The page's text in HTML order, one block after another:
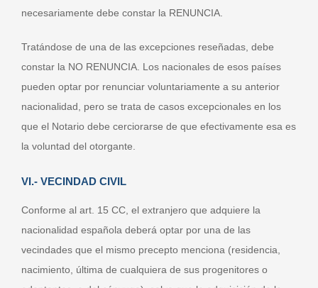
necesariamente debe constar la RENUNCIA.
Tratándose de una de las excepciones reseñadas, debe
constar la NO RENUNCIA. Los nacionales de esos países
pueden optar por renunciar voluntariamente a su anterior
nacionalidad, pero se trata de casos excepcionales en los
que el Notario debe cerciorarse de que efectivamente esa es
la voluntad del otorgante.
VI.- VECINDAD CIVIL
Conforme al art. 15 CC, el extranjero que adquiere la
nacionalidad española deberá optar por una de las
vecindades que el mismo precepto menciona (residencia,
nacimiento, última de cualquiera de sus progenitores o